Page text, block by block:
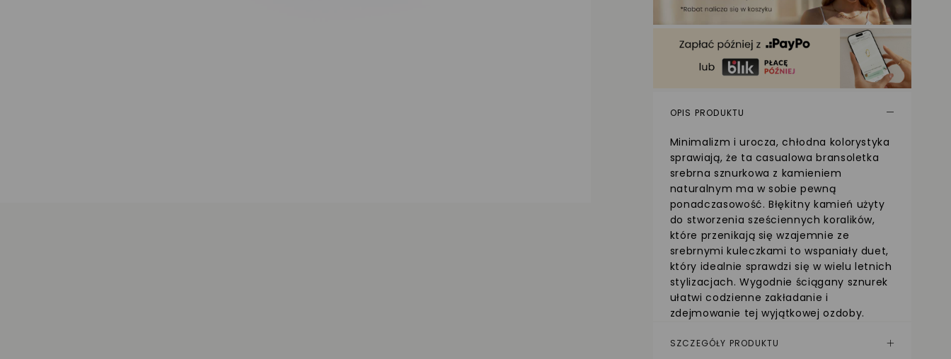
OPIS PRODUKTU
Minimalizm i urocza, chłodna kolorystyka
sprawiają, że ta casualowa bransoletka
srebrna sznurkowa z kamieniem
naturalnym ma w sobie pewną
ponadczasowość. Błękitny kamień użyty
do stworzenia sześciennych koralików,
które przenikają się wzajemnie ze
srebrnymi kuleczkami to wspaniały duet,
który idealnie sprawdzi się w wielu letnich
stylizacjach. Wygodnie ściągany sznurek
ułatwi codzienne zakładanie i
zdejmowanie tej wyjątkowej ozdoby.
SZCZEGÓŁY PRODUKTU